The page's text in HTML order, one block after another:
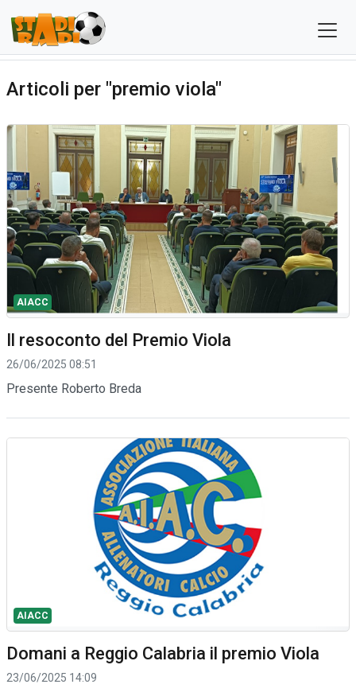
Articoli per "premio viola"
AIACC
Il resoconto del Premio Viola
26/06/2025 08:51
Presente Roberto Breda
AIACC
Domani a Reggio Calabria il premio Viola
23/06/2025 14:09